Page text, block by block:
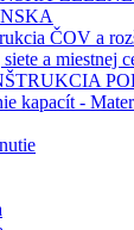
ČOV a
a miestnej
kapacít -